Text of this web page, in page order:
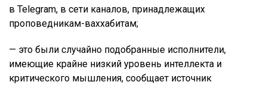
в Telegram, в сети каналов, принадлежащих
проповедникам-ваххабитам;
— это были случайно подобранные исполнители,
имеющие крайне низкий уровень интеллекта и
критического мышления, сообщает источник